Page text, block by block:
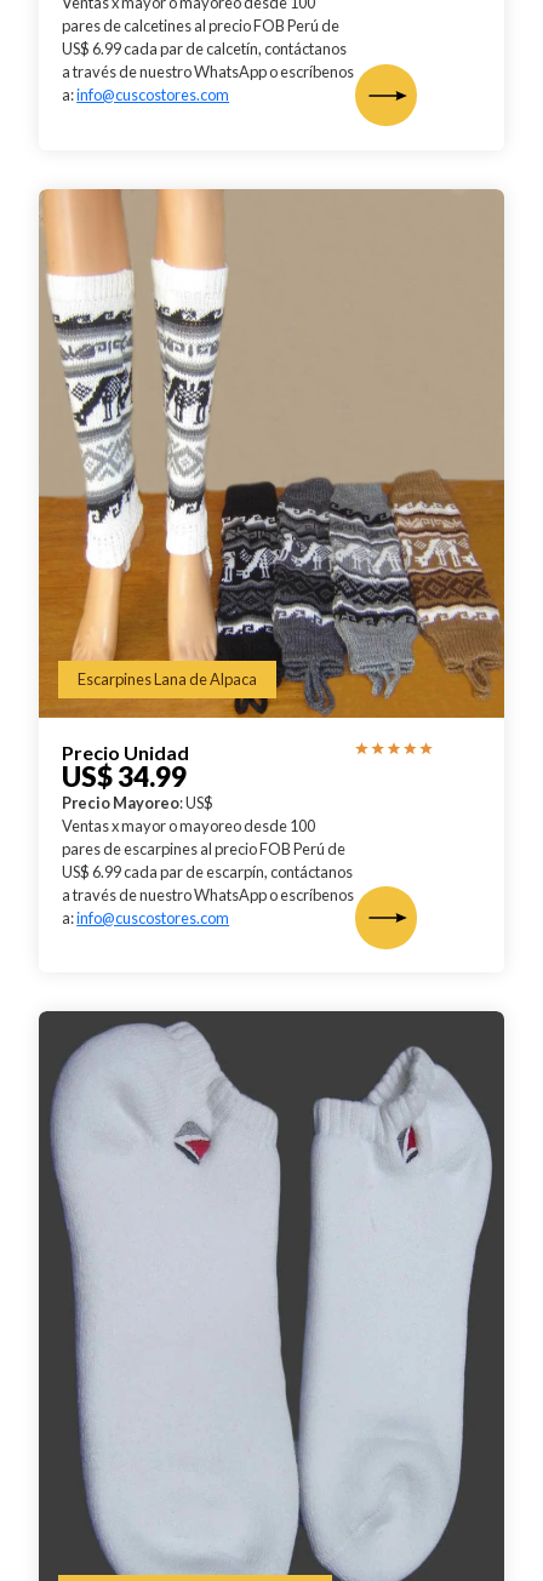
pares de calcetines al precio FOB Perú de
US$ 6.99 cada par de calcetín, contáctanos
a través de nuestro WhatsApp o escríbenos
a:info@cuscostores.com
Escarpines Lana de Alpaca
Precio Unidad
US$ 34.99
Precio Mayoreo: US$
Ventas x mayor o mayoreo desde 100
pares de escarpines al precio FOB Perú de
US$ 6.99 cada par de escarpín, contáctanos
a través de nuestro WhatsApp o escríbenos
a:info@cuscostores.com